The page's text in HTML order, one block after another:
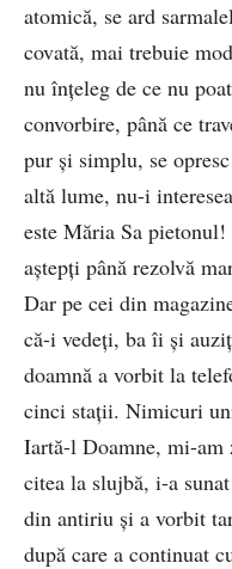
atomică, se ard
covată, mai trebuie
nu înţeleg de ce nu
convorbire, până ce
pur şi simplu, se
altă lume, nu-i
este Măria Sa
aştepţi până rezolvă
Dar pe cei din
că-i vedeţi, ba îi şi
doamnă a vorbit la
cinci staţii. Nimicuri
Iartă-l Doamne, mi-
citea la slujbă, i-a
din antiriu şi a vorbit
după care a continuat